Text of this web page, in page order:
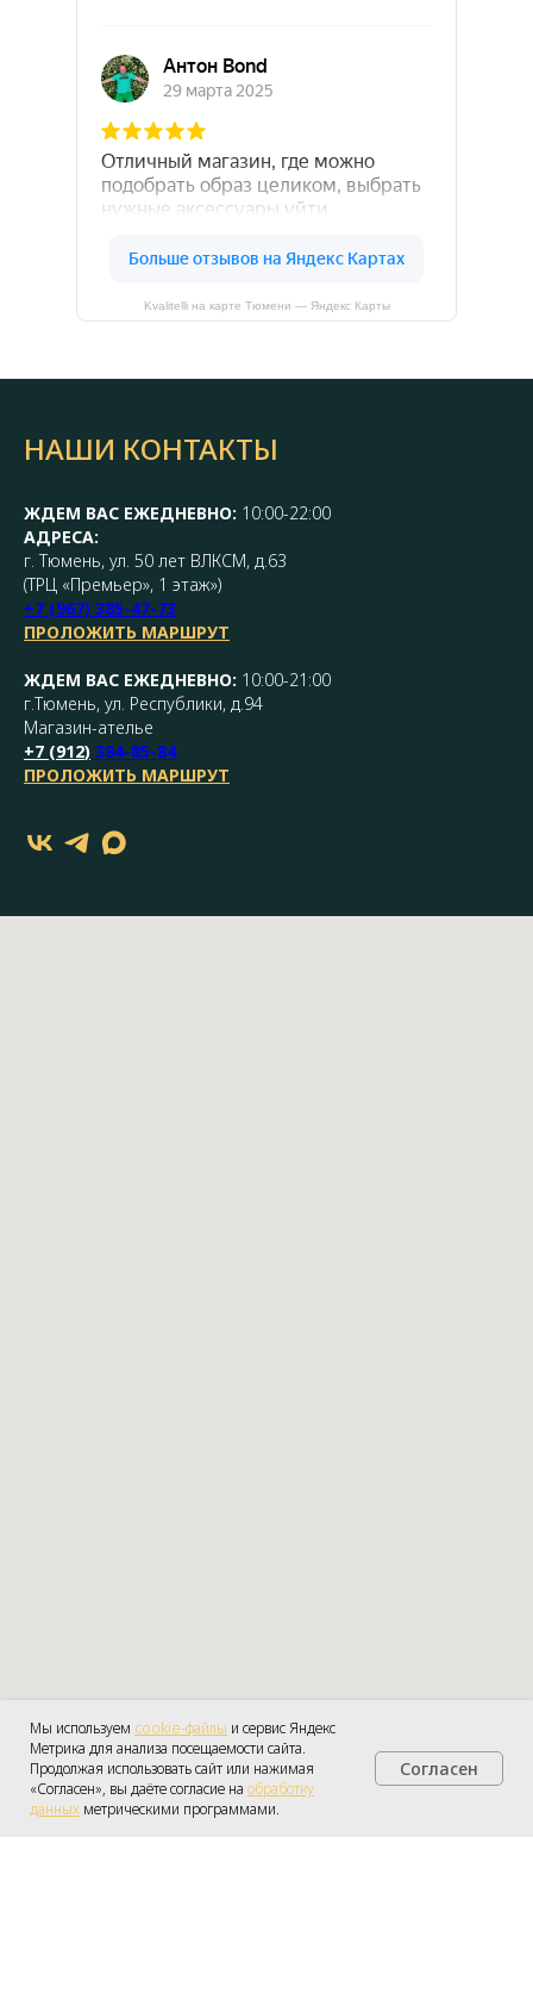
Получить консультацию
Kvalitelli на карте Тюмени — Яндекс Карты
НАШИ КОНТАКТЫ
ЖДЕМ ВАС ЕЖЕДНЕВНО: 10:00-22:00
АДРЕСА:
г. Тюмень, ул. 50 лет ВЛКСМ, д.63
(ТРЦ «Премьер», 1 этаж»)
+7 (967) 385-47-73
ПРОЛОЖИТЬ МАРШРУТ
ЖДЕМ ВАС ЕЖЕДНЕВНО: 10:00-21:00
г.Тюмень, ул. Республики, д.94
Магазин-ателье
+7 (912) 384-85-84
ПРОЛОЖИТЬ МАРШРУТ
Мы используем cookie-файлы и сервис Яндекс
Метрика для анализа посещаемости сайта.
Продолжая использовать сайт или нажимая
«Согласен», вы даёте согласие на обработку
данных метрическими программами.
Согласен